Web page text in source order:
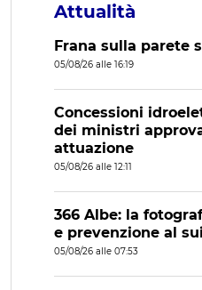
Attualità
Frana sulla parete
05/08/26 alle 16:19
Concessioni
dei ministri
attuazione
05/08/26 alle 12:11
366 Albe: la
e prevenzione al
05/08/26 alle 07:53